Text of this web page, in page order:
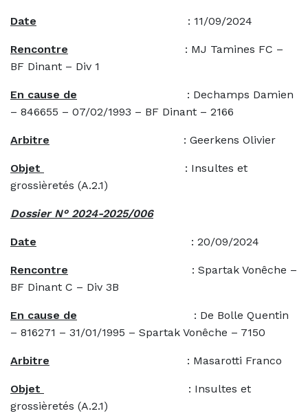
Date : 11/09/2024
Rencontre : MJ Tamines FC –
BF Dinant – Div 1
En cause de : Dechamps Damien
– 846655 – 07/02/1993 – BF Dinant – 2166
Arbitre : Geerkens Olivier
Objet
: Insultes et
grossièretés (A.2.1)
Dossier N° 2024-2025/006
Date : 20/09/2024
Rencontre : Spartak Vonêche –
BF Dinant C – Div 3B
En cause de : De Bolle Quentin
– 816271 – 31/01/1995 – Spartak Vonêche – 7150
Arbitre : Masarotti Franco
Objet
: Insultes et
grossièretés (A.2.1)